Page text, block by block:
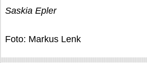
Saskia Epler
Foto: Markus Lenk